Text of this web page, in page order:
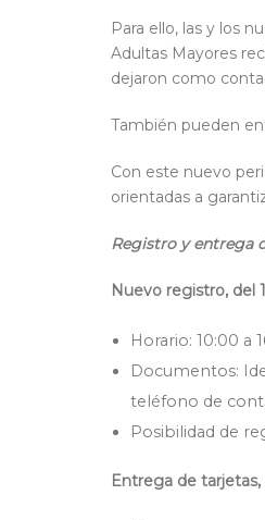
Para ello, las y los
Adultas Mayores
dejaron como
También pueden
Con este nuevo
orientadas a
Registroy entrega
Nuevo registro, del
Horario: 10:00 a
Documentos:
teléfono de
Posibilidad de
Entrega de tarjetas,